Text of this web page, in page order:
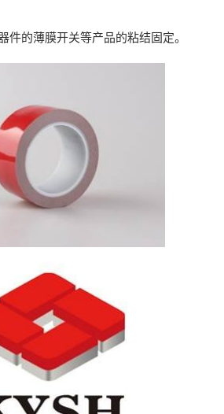
件的薄膜开关等产品的粘结固定。